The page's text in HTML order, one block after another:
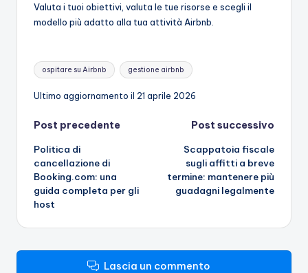
Valuta i tuoi obiettivi, valuta le tue risorse e scegli il
modello più adatto alla tua attività Airbnb.
Tag:
ospitare su Airbnb gestione airbnb
Ultimo aggiornamento il 21 aprile 2026
Navigazione
articoli
Post precedente
Politica di
cancellazione di
Booking.com: una
guida completa per gli
host
Post successivo
Scappatoia fiscale
sugli affitti a breve
termine: mantenere più
guadagni legalmente
Lascia un commento